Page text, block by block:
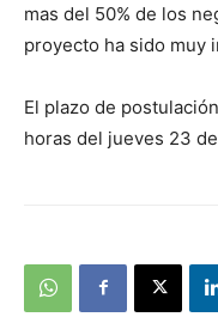
mas del 50% de los
proyecto ha sido muy
El plazo de
horas del jueves 23